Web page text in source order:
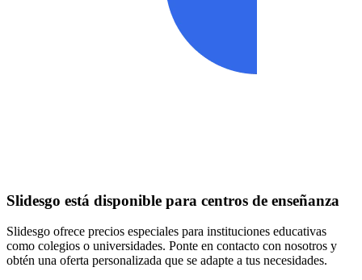
Slidesgo está disponible para centros de enseñanza
Slidesgo ofrece precios especiales para instituciones educativas
como colegios o universidades. Ponte en contacto con nosotros y
obtén una oferta personalizada que se adapte a tus necesidades.